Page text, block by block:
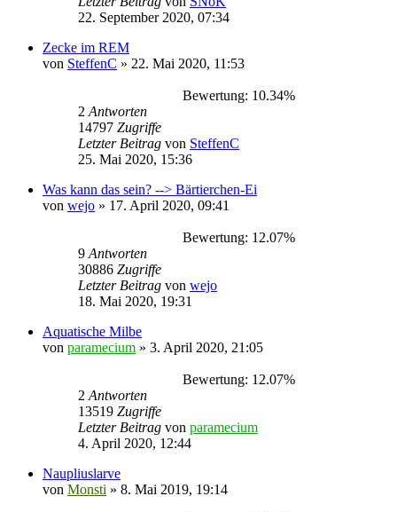
22. September 2020, 07:34
Zecke im REM
von SteffenC » 22. Mai 2020, 11:53
Bewertung: 10.34%
2 Antworten
14797 Zugriffe
Letzter Beitrag von SteffenC
25. Mai 2020, 15:36
Was kann das sein? --> Bärtierchen-Ei
von wejo » 17. April 2020, 09:41
Bewertung: 12.07%
9 Antworten
30886 Zugriffe
Letzter Beitrag von wejo
18. Mai 2020, 19:31
Aquatische Milbe
von paramecium » 3. April 2020, 21:05
Bewertung: 12.07%
2 Antworten
13519 Zugriffe
Letzter Beitrag von paramecium
4. April 2020, 12:44
Naupliuslarve
von Monsti » 8. Mai 2019, 19:14